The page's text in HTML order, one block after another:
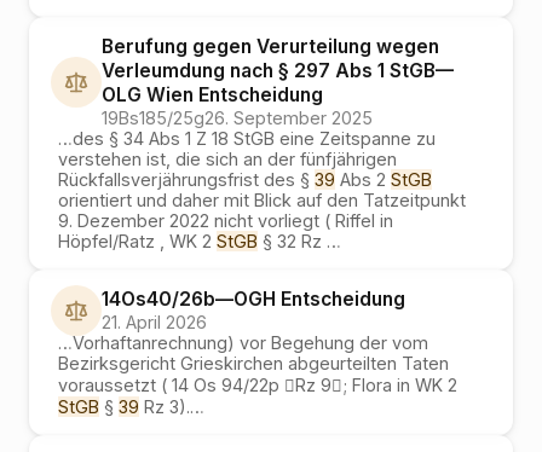
Berufung gegen Verurteilung wegen
Verleumdung nach § 297 Abs 1 StGB—
OLG Wien Entscheidung
19Bs185/25g26. September 2025
…des § 34 Abs 1 Z 18 StGB eine Zeitspanne zu
verstehen ist, die sich an der fünfjährigen
Rückfallsverjährungsfrist des § 39 Abs 2 StGB
orientiert und daher mit Blick auf den Tatzeitpunkt
9. Dezember 2022 nicht vorliegt ( Riffel in
Höpfel/Ratz , WK 2 StGB § 32 Rz …
14Os40/26b—OGH Entscheidung
21. April 2026
…Vorhaftanrechnung) vor Begehung der vom
Bezirksgericht Grieskirchen abgeurteilten Taten
voraussetzt ( 14 Os 94/22p Rz 9; Flora in WK 2
StGB § 39 Rz 3).…